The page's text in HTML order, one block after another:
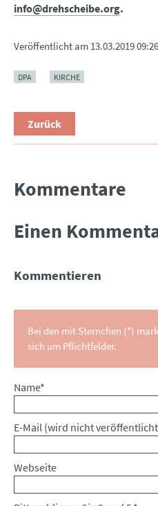
info@drehscheibe.org.
Veröffentlicht am 13.03.2019 09:26
DPA KIRCHE
Zurück
Kommentare
Einen
Kommentieren
Bei den mit Sternchen (*)
sich um Pflichtfelder.
Pflichtfeld
Name*
Pflichtfeld
E-Mail (wird nicht
Webseite